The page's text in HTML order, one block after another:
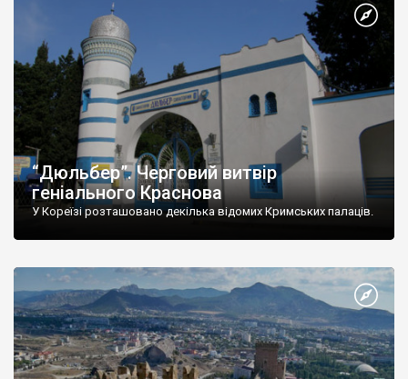
“Дюльбер”. Черговий витвір
геніального Краснова
У Кореїзі розташовано декілька відомих Кримських палаців.